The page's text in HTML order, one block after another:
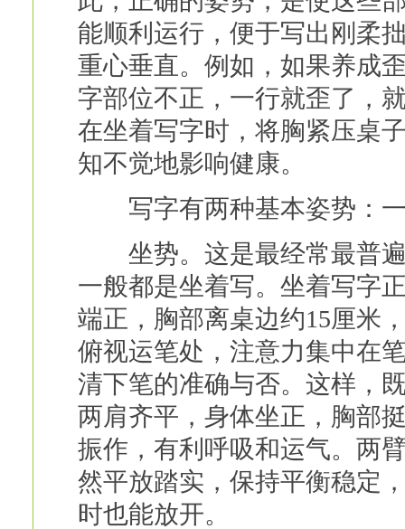
能顺利运行，便于写出刚柔
重心垂直。例如，如果养成
字部位不正，一行就歪了，
在坐着写字时，将胸紧压桌
知不觉地影响健康。
写字有两种基本姿势：一
坐势。这是最经常最普遍
一般都是坐着写。坐着写字
端正，胸部离桌边约15厘米
俯视运笔处，注意力集中在
清下笔的准确与否。这样，
两肩齐平，身体坐正，胸部
振作，有利呼吸和运气。两
然平放踏实，保持平衡稳定
时也能放开。